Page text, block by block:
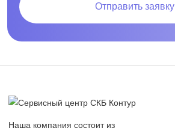
Отправить заявку
Наша компания состоит из